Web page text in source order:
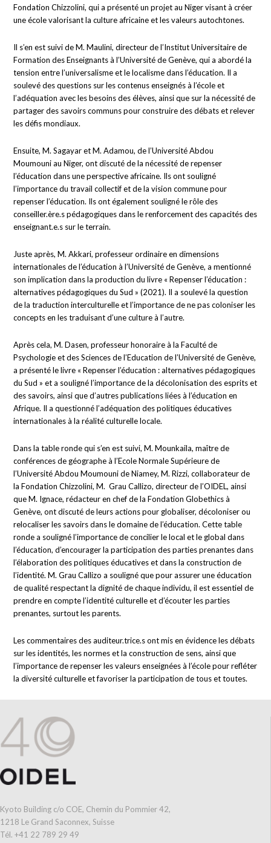
Fondation Chizzolini, qui a présenté un projet au Niger visant à créer
une école valorisant la culture africaine et les valeurs autochtones.
Il s’en est suivi de M. Maulini, directeur de l’Institut Universitaire de
Formation des Enseignants à l’Université de Genève, qui a abordé la
tension entre l’universalisme et le localisme dans l’éducation. Il a
soulevé des questions sur les contenus enseignés à l’école et
l’adéquation avec les besoins des élèves, ainsi que sur la nécessité de
partager des savoirs communs pour construire des débats et relever
les défis mondiaux.
Ensuite, M. Sagayar et M. Adamou, de l’Université Abdou
Moumouni au Niger, ont discuté de la nécessité de repenser
l’éducation dans une perspective africaine. Ils ont souligné
l’importance du travail collectif et de la vision commune pour
repenser l’éducation. Ils ont également souligné le rôle des
conseiller.ère.s pédagogiques dans le renforcement des capacités des
enseignant.e.s sur le terrain.
Juste après, M. Akkari, professeur ordinaire en dimensions
internationales de l’éducation à l’Université de Genève, a mentionné
son implication dans la production du livre « Repenser l’éducation :
alternatives pédagogiques du Sud » (2021). Il a soulevé la question
de la traduction interculturelle et l’importance de ne pas coloniser les
concepts en les traduisant d’une culture à l’autre.
Après cela, M. Dasen, professeur honoraire à la Faculté de
Psychologie et des Sciences de l’Education de l’Université de Genève,
a présenté le livre « Repenser l’éducation : alternatives pédagogiques
du Sud » et a souligné l’importance de la décolonisation des esprits et
des savoirs, ainsi que d’autres publications liées à l’éducation en
Afrique. Il a questionné l’adéquation des politiques éducatives
internationales à la réalité culturelle locale.
Dans la table ronde qui s’en est suivi, M. Mounkaila, maître de
conférences de géographe à l’Ecole Normale Supérieure de
l’Université Abdou Moumouni de Niamey, M. Rizzi, collaborateur de
la Fondation Chizzolini, M. Grau Callizo, directeur de l’OIDEL, ainsi
que M. Ignace, rédacteur en chef de la Fondation Globethics à
Genève, ont discuté de leurs actions pour globaliser, décoloniser ou
relocaliser les savoirs dans le domaine de l’éducation. Cette table
ronde a souligné l’importance de concilier le local et le global dans
l’éducation, d’encourager la participation des parties prenantes dans
l’élaboration des politiques éducatives et dans la construction de
l’identité. M. Grau Callizo a souligné que pour assurer une éducation
de qualité respectant la dignité de chaque individu, il est essentiel de
prendre en compte l’identité culturelle et d’écouter les parties
prenantes, surtout les parents.
Les commentaires des auditeur.trice.s ont mis en évidence les débats
sur les identités, les normes et la construction de sens, ainsi que
l’importance de repenser les valeurs enseignées à l’école pour refléter
la diversité culturelle et favoriser la participation de tous et toutes.
Kyoto Building c/o COE, Chemin du Pommier 42,
1218 Le Grand Saconnex, Suisse
Tél. +41 22 789 29 49